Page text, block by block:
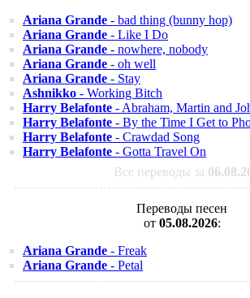
Ariana Grande - bad thing (bunny hop)
Ariana Grande - Like I Do
Ariana Grande - nowhere, nobody
Ariana Grande - oh well
Ariana Grande - Stay
Ashnikko - Working Bitch
Harry Belafonte - Abraham, Martin and
Harry Belafonte - By the Time I Get to
Harry Belafonte - Crawdad Song
Harry Belafonte - Gotta Travel On
Все переводы за
Переводы песен
от 05.08.2026:
Ariana Grande - Freak
Ariana Grande - Petal